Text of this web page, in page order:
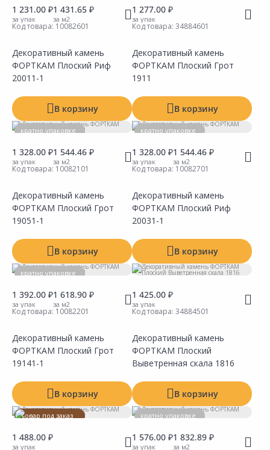
1 231.00 ₽
за упак
1 431.65 ₽
за м2
Код товара: 10082601
Декоративный камень
ФОРТКАМ Плоский Риф
20011-1
В корзину
1 277.00 ₽
за упак
Код товара: 34884601
Декоративный камень
ФОРТКАМ Плоский Грот
1911
В корзину
кратно упаковке
1 328.00 ₽
за упак
1 544.46 ₽
за м2
Код товара: 10082101
Декоративный камень
ФОРТКАМ Плоский Грот
19051-1
В корзину
кратно упаковке
1 328.00 ₽
за упак
1 544.46 ₽
за м2
Код товара: 10082701
Декоративный камень
ФОРТКАМ Плоский Риф
20031-1
В корзину
кратно упаковке
1 392.00 ₽
за упак
1 618.90 ₽
за м2
Код товара: 10082201
Декоративный камень
ФОРТКАМ Плоский Грот
19141-1
В корзину
1 425.00 ₽
за упак
Код товара: 34884501
Декоративный камень
ФОРТКАМ Плоский
Выветренная скала 1816
В корзину
Товар под заказ
1 488.00 ₽
за упак
кратно упаковке
1 576.00 ₽
за упак
1 832.89 ₽
за м2